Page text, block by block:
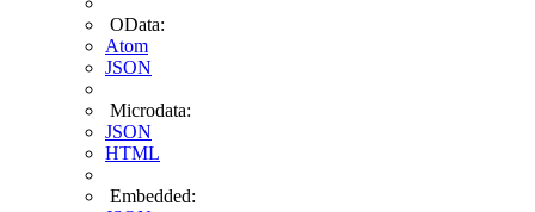
OData:
Atom
JSON
Microdata:
JSON
HTML
Embedded: